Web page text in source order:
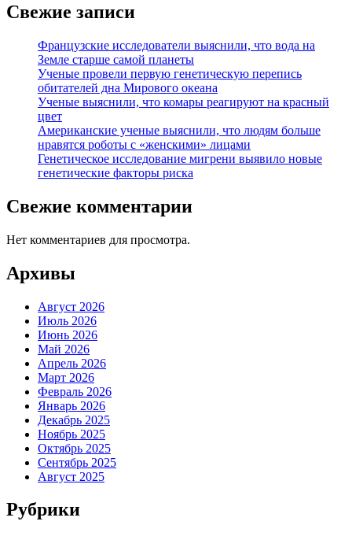
Свежие записи
Французские исследователи выяснили, что вода на
Земле старше самой планеты
Ученые провели первую генетическую перепись
обитателей дна Мирового океана
Ученые выяснили, что комары реагируют на красный
цвет
Американские ученые выяснили, что людям больше
нравятся роботы с «женскими» лицами
Генетическое исследование мигрени выявило новые
генетические факторы риска
Свежие комментарии
Нет комментариев для просмотра.
Архивы
Август 2026
Июль 2026
Июнь 2026
Май 2026
Апрель 2026
Март 2026
Февраль 2026
Январь 2026
Декабрь 2025
Ноябрь 2025
Октябрь 2025
Сентябрь 2025
Август 2025
Рубрики